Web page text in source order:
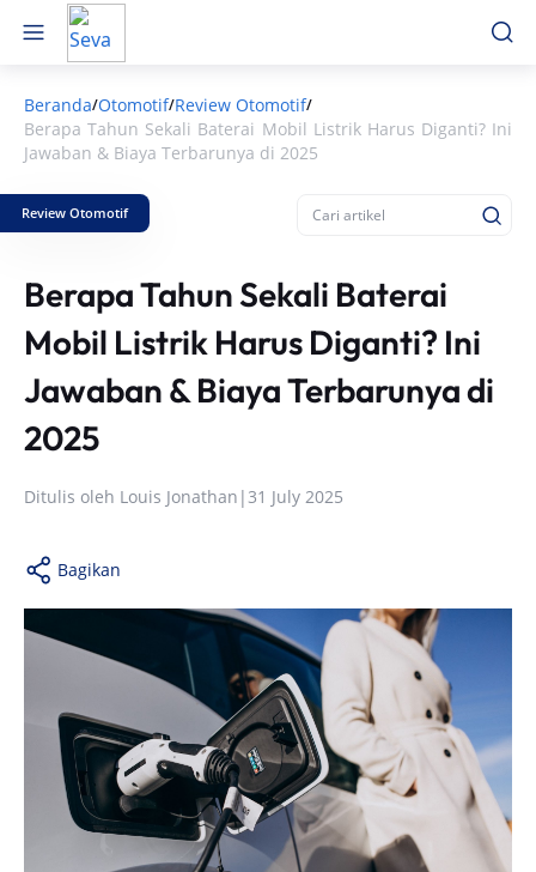
Beranda/Otomotif/Review Otomotif/
Berapa Tahun Sekali Baterai Mobil Listrik Harus Diganti? Ini
Jawaban & Biaya Terbarunya di 2025
Review Otomotif
Berapa Tahun Sekali Baterai
Mobil Listrik Harus Diganti? Ini
Jawaban & Biaya Terbarunya di
2025
Ditulis oleh Louis Jonathan |31 July 2025
Bagikan